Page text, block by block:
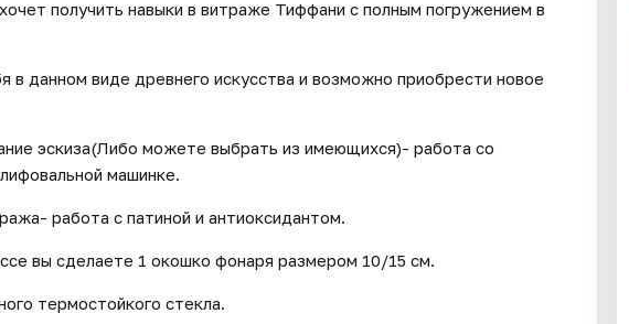
получить навыки в витраже Тиффани с полным погружением в
в данном виде древнего искусства и возможно приобрести новое
эскиза(Либо можете выбрать из имеющихся)- работа со
машинке.
работа с патиной и антиоксидантом.
вы сделаете 1 окошко фонаря размером 10/15 см.
термостойкого стекла.